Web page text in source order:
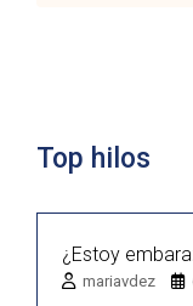
Top hilos
¿Estoy
mariavdez